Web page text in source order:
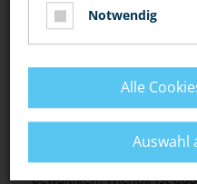
DEINE POLIZEI
AUFGABEN
Der Mensch steht im
Die Polizei muss viele
bewältigen. Wichtig ist
Notwendig
Alle
Auswahl